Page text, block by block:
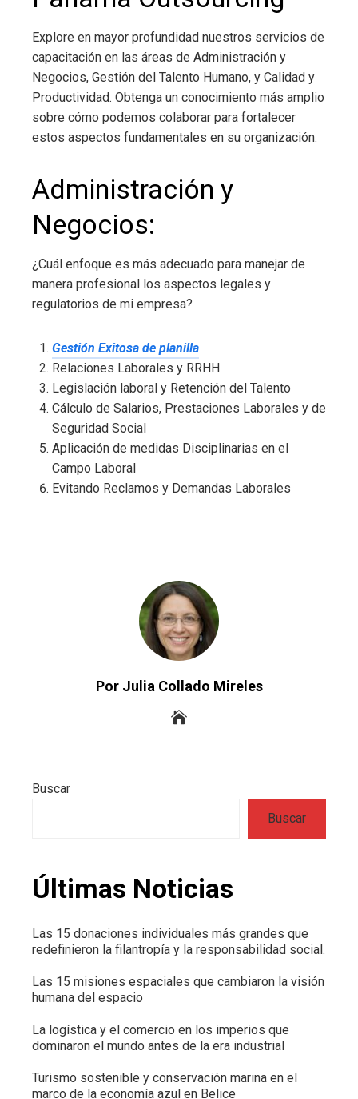
Explore en mayor profundidad nuestros servicios de
capacitación en las áreas de Administración y
Negocios, Gestión del Talento Humano, y Calidad y
Productividad. Obtenga un conocimiento más amplio
sobre cómo podemos colaborar para fortalecer
estos aspectos fundamentales en su organización.
Administración y
Negocios:
¿Cuál enfoque es más adecuado para manejar de
manera profesional los aspectos legales y
regulatorios de mi empresa?
Gestión Exitosa de planilla
Relaciones Laborales y RRHH
Legislación laboral y Retención del Talento
Cálculo de Salarios, Prestaciones Laborales y de
Seguridad Social
Aplicación de medidas Disciplinarias en el
Campo Laboral
Evitando Reclamos y Demandas Laborales
Por Julia Collado Mireles
Buscar
Buscar
Últimas Noticias
Las 15 donaciones individuales más grandes que
redefinieron la filantropía y la responsabilidad social.
Las 15 misiones espaciales que cambiaron la visión
humana del espacio
La logística y el comercio en los imperios que
dominaron el mundo antes de la era industrial
Turismo sostenible y conservación marina en el
marco de la economía azul en Belice